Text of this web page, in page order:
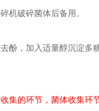
机破碎菌体后备用。
，加入适量醇沉淀多
集的环节，菌体收集环